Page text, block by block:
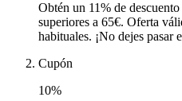
El Corte
Obtén un 11% de
superiores a 65€. Oferta
habituales. ¡No dejes pasar
Cupón
10%